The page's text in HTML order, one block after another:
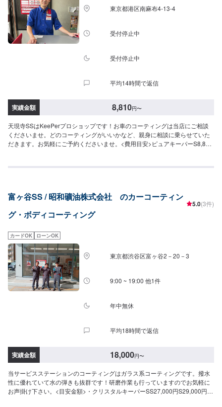
東京都港区南麻布4-13-4
受付停止中
受付停止中
平均14時間で返信
実績金額 8,810円〜
天現寺SSはKeePerプロショップです！お車のコーティングは当店にご相談
くださいませ。どのコーティングがいいかなど、親身に相談に乗らせていた
だきます。お気軽にご予約くださいませ。<費用目安>ピュアキーパーS8,810
L40,840円LL43,080円ダイヤモンドキーパーS82,650円M93,650円L110,210
富ヶ谷SS / 昭和礦油株式会社 のカーコーティン
グ・ボディコーティング
5.0(3件)
カードOK ローンOK
東京都渋谷区富ヶ谷2－20－3
9:00 ~ 19:00 他1件
年中無休
平均18時間で返信
実績金額 18,000円〜
当サービスステーションのコーティングはガラス系コーティングです。撥水
性に優れていて水の弾きも抜群です！研磨作業も行っていますのでお気軽に
お声掛け下さい。<目安金額>・クリスタルキーパーSS27,000円S29,000円